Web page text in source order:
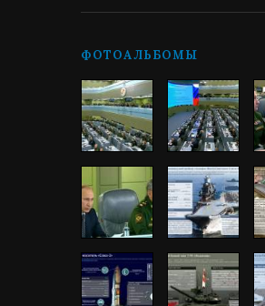
ФОТОАЛЬБОМЫ